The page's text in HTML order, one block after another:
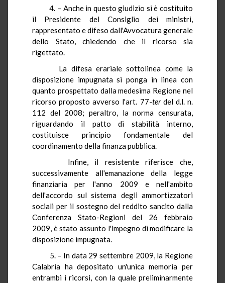
4. – Anche in questo giudizio si è costituito
il Presidente del Consiglio dei ministri,
rappresentato e difeso dall'Avvocatura generale
dello Stato, chiedendo che il ricorso sia
rigettato.
La difesa erariale sottolinea come la
disposizione impugnata si ponga in linea con
quanto prospettato dalla medesima Regione nel
ricorso proposto avverso l'art. 77-terdel d.l. n.
112 del 2008; peraltro, la norma censurata,
riguardando il patto di stabilità interno,
costituisce principio fondamentale del
coordinamento della finanza pubblica.
Infine, il resistente riferisce che,
successivamente all'emanazione della legge
finanziaria per l'anno 2009 e nell'ambito
dell'accordo sul sistema degli ammortizzatori
sociali per il sostegno del reddito sancito dalla
Conferenza Stato-Regioni del 26 febbraio
2009, è stato assunto l'impegno di modificare la
disposizione impugnata.
5. – In data 29 settembre 2009, la Regione
Calabria ha depositato un'unica memoria per
entrambi i ricorsi, con la quale preliminarmente